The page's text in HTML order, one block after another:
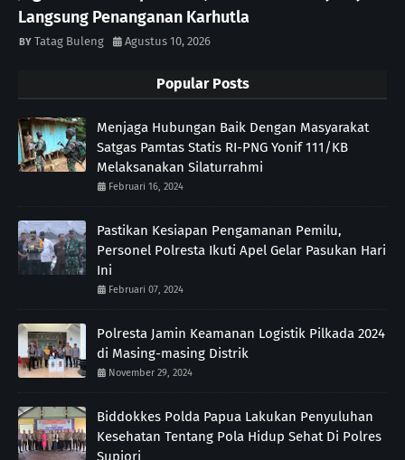
Langsung Penanganan Karhutla
Tatag Buleng Agustus 10, 2026
Popular Posts
Menjaga Hubungan Baik Dengan Masyarakat
Satgas Pamtas Statis RI-PNG Yonif 111/KB
Melaksanakan Silaturrahmi
Februari 16, 2024
Pastikan Kesiapan Pengamanan Pemilu,
Personel Polresta Ikuti Apel Gelar Pasukan Hari
Ini
Februari 07, 2024
Polresta Jamin Keamanan Logistik Pilkada 2024
di Masing-masing Distrik
November 29, 2024
Biddokkes Polda Papua Lakukan Penyuluhan
Kesehatan Tentang Pola Hidup Sehat Di Polres
Supiori